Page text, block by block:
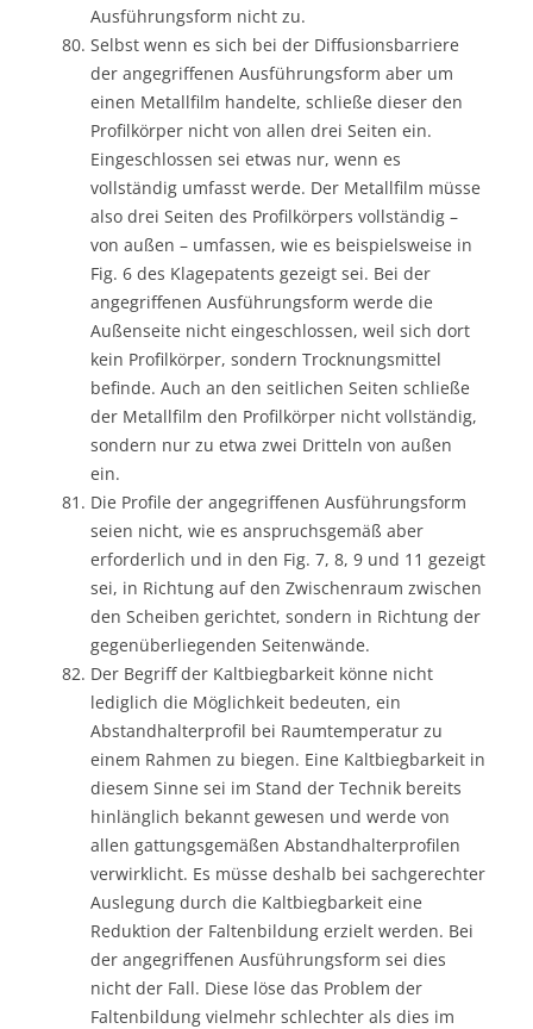
Ausführungsform nicht zu.
Selbst wenn es sich bei der Diffusionsbarriere
der angegriffenen Ausführungsform aber um
einen Metallfilm handelte, schließe dieser den
Profilkörper nicht von allen drei Seiten ein.
Eingeschlossen sei etwas nur, wenn es
vollständig umfasst werde. Der Metallfilm müsse
also drei Seiten des Profilkörpers vollständig –
von außen – umfassen, wie es beispielsweise in
Fig. 6 des Klagepatents gezeigt sei. Bei der
angegriffenen Ausführungsform werde die
Außenseite nicht eingeschlossen, weil sich dort
kein Profilkörper, sondern Trocknungsmittel
befinde. Auch an den seitlichen Seiten schließe
der Metallfilm den Profilkörper nicht vollständig,
sondern nur zu etwa zwei Dritteln von außen
ein.
Die Profile der angegriffenen Ausführungsform
seien nicht, wie es anspruchsgemäß aber
erforderlich und in den Fig. 7, 8, 9 und 11 gezeigt
sei, in Richtung auf den Zwischenraum zwischen
den Scheiben gerichtet, sondern in Richtung der
gegenüberliegenden Seitenwände.
Der Begriff der Kaltbiegbarkeit könne nicht
lediglich die Möglichkeit bedeuten, ein
Abstandhalterprofil bei Raumtemperatur zu
einem Rahmen zu biegen. Eine Kaltbiegbarkeit in
diesem Sinne sei im Stand der Technik bereits
hinlänglich bekannt gewesen und werde von
allen gattungsgemäßen Abstandhalterprofilen
verwirklicht. Es müsse deshalb bei sachgerechter
Auslegung durch die Kaltbiegbarkeit eine
Reduktion der Faltenbildung erzielt werden. Bei
der angegriffenen Ausführungsform sei dies
nicht der Fall. Diese löse das Problem der
Faltenbildung vielmehr schlechter als dies im